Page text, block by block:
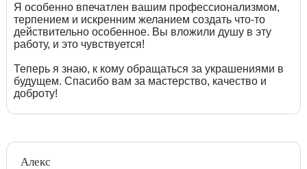
Я особенно впечатлен вашим профессионализмом,
терпением и искренним желанием создать что-то
действительно особенное. Вы вложили душу в эту
работу, и это чувствуется!
Теперь я знаю, к кому обращаться за украшениями в
будущем. Спасибо вам за мастерство, качество и
доброту!
Алекс